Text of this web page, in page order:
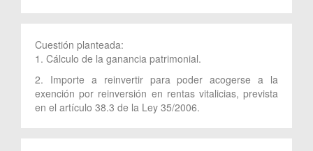
Cuestión planteada:
1. Cálculo de la ganancia patrimonial.
2. Importe a reinvertir para poder acogerse a la
exención por reinversión en rentas vitalicias, prevista
en el artículo 38.3 de la Ley 35/2006.